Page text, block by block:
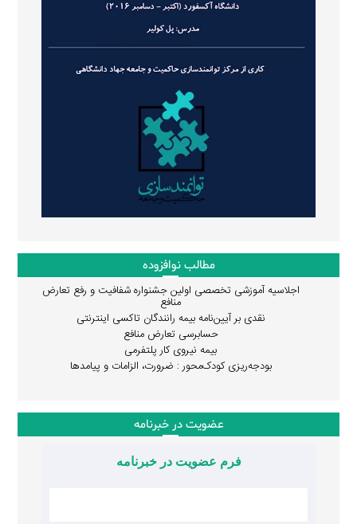
مطالب نوافزوده
اجلاسیه آموزشی تخصصی اولین جشنواره شفافیت و رفع تعارض
منافع
نقدی بر آیین‌نامه بیمه رانندگان تاکسی اینترنتی
حسابرسی تعارض منافع
بیمه نیروی کار پلتفرمی
بودجه‌ریزی کودک‌محور : ضرورت، الزامات و پیامدها
عضویت در خبرنامه
فرم عضویت در خبرنامه